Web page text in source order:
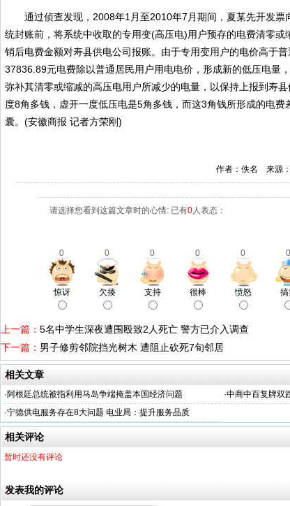
通过侦查发现，2008年1月至2010年7月期间，夏某先开发票
统封账前，将系统中收取的专用变(高压电)用户预存的电费清零或
销后电费金额对寿县供电公司报账。由于专用变用户的电价高于
37836.89元电费除以普通居民用户用电电价，形成新的低压电量
弥补其清零或缩减的高压电用户所减少的电量，以保持上报到寿
度8角多钱，虚开一度低压电是5角多钱，而这3角钱所形成的电
囊。(安徽商报 记者方荣刚)
作者：佚名 来源
请选择您看到这篇文章时的心情: 已有0人表态：
0 0 0 0 0 0
惊讶 欠揍 支持 很棒 愤怒 搞
上一篇： 5名中学生深夜遭围殴致2人死亡 警方已介入调查
下一篇： 男子修剪邻院挡光树木 遭阻止砍死7旬邻居
相关文章
·阿根廷总统被指利用马岛争端掩盖本国经济问题 ·中商中百复牌双
·宁德供电服务存在8大问题 电业局：提升服务品质
相关评论
暂时还没有评论
发表我的评论